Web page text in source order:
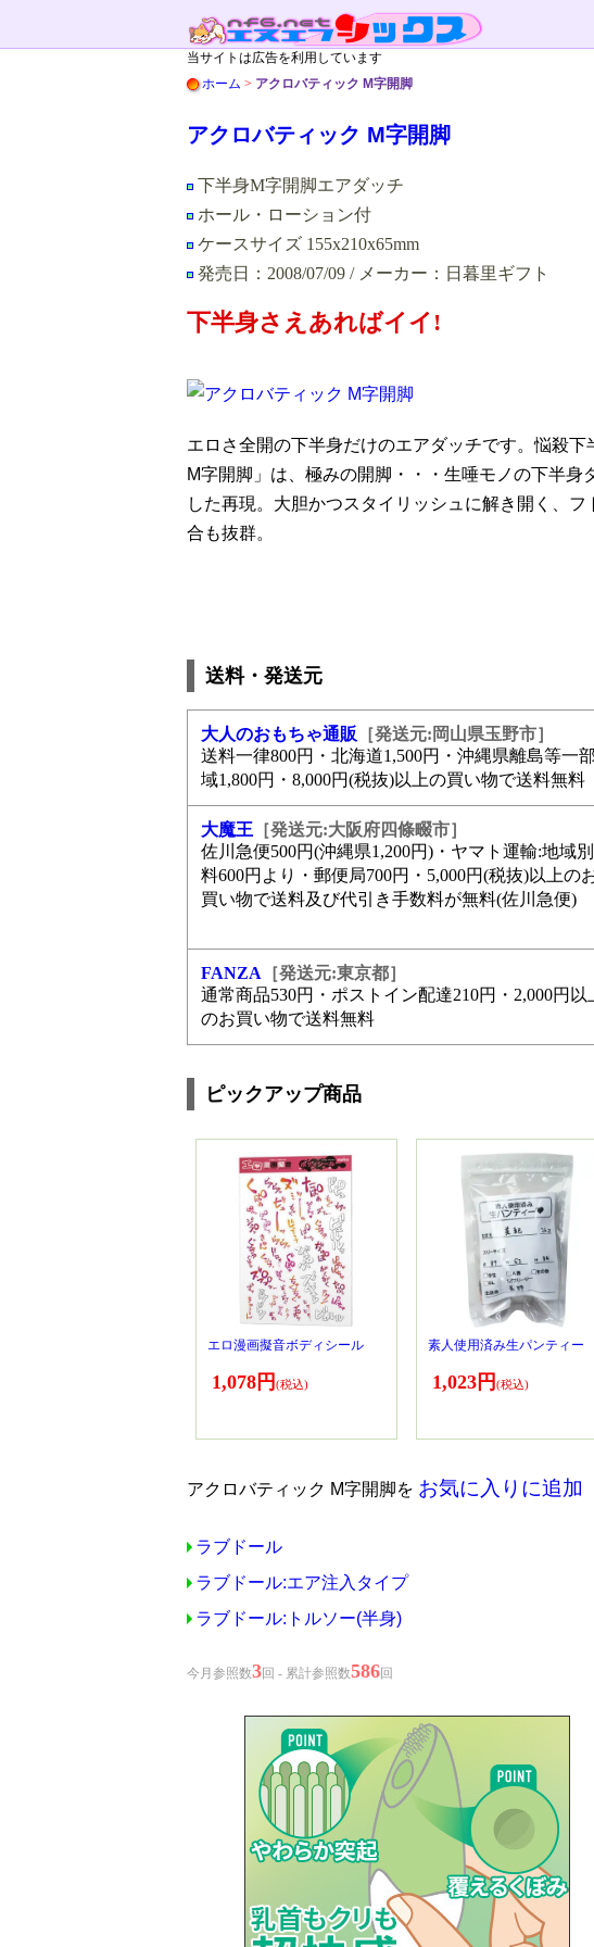
当サイトは広告を利用しています
ホーム > アクロバティック M字開脚
アクロバティック M字開脚
下半身M字開脚エアダッチ
ホール・ローション付
ケースサイズ 155x210x65mm
発売日：2008/07/09 / メーカー：日暮里ギフト
下半身さえあればイイ!
エロさ全開の下半身だけのエアダッチです。悩殺
M字開脚」は、極みの開脚・・・生唾モノの下半身
した再現。大胆かつスタイリッシュに解き開く、
合も抜群。
送料・発送元
大人のおもちゃ通販 ［発送元:岡山県玉野市］
送料一律800円・北海道1,500円・沖縄県離島等一
域1,800円・8,000円(税抜)以上の買い物で送料無料
大魔王 ［発送元:大阪府四條畷市］
佐川急便500円(沖縄県1,200円)・ヤマト運輸:地域
料600円より・郵便局700円・5,000円(税抜)以上の
買い物で送料及び代引き手数料が無料(佐川急便)
FANZA ［発送元:東京都］
通常商品530円・ポストイン配達210円・2,000円以
のお買い物で送料無料
ピックアップ商品
エロ漫画擬音ボディシール
1,078円
素人使用済み生パンティー
1,023円
アクロバティック M字開脚を お気に入りに追加
ラブドール
ラブドール:エア注入タイプ
ラブドール:トルソー(半身)
今月参照数3回 - 累計参照数586回